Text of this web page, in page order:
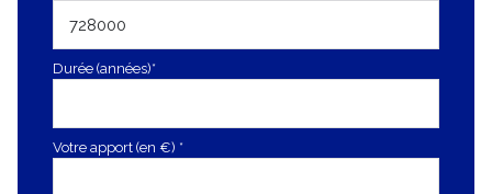
Durée (années)*
Votre apport (en €) *